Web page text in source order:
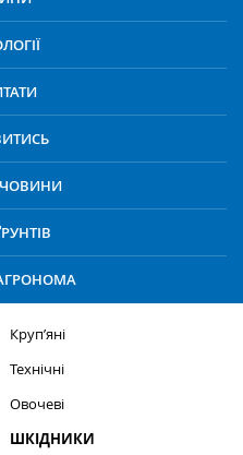
Круп’яні
Технічні
Овочеві
ШКІДНИКИ